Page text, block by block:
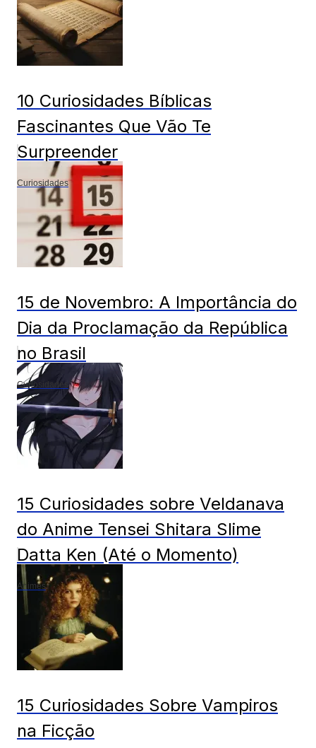
10 Curiosidades Bíblicas
Fascinantes Que Vão Te
Surpreender
Curiosidades
15 de Novembro: A Importância do
Dia da Proclamação da República
no Brasil
Curiosidades
15 Curiosidades sobre Veldanava
do Anime Tensei Shitara Slime
Datta Ken (Até o Momento)
Animes
15 Curiosidades Sobre Vampiros
na Ficção